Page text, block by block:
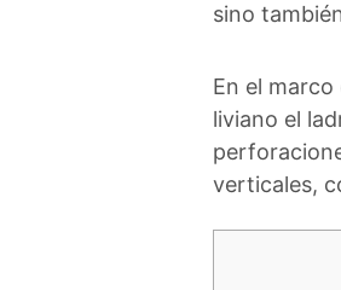
sino
En el
liviano el
verticales,